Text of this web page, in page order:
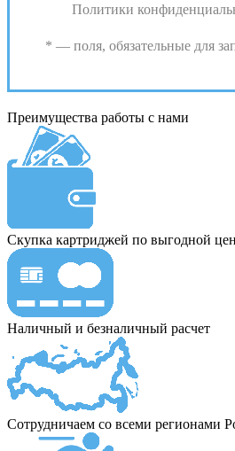
Политики
* — поля, обязательные для
Преимущества работы с нами
Скупка картриджей по выгодной
Наличный и безналичный расчет
Сотрудничаем со всеми регионами